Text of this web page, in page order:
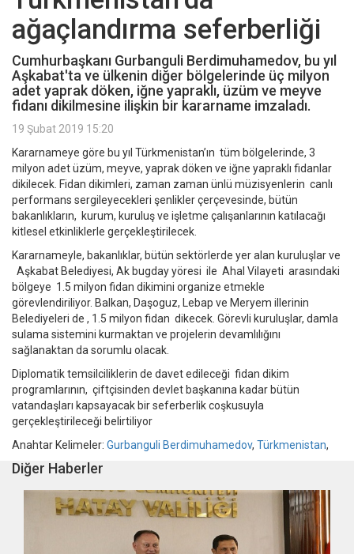
ağaçlandırma seferberliği
Cumhurbaşkanı Gurbanguli Berdimuhamedov, bu yıl
Aşkabat'ta ve ülkenin diğer bölgelerinde üç milyon
adet yaprak döken, iğne yapraklı, üzüm ve meyve
fidanı dikilmesine ilişkin bir kararname imzaladı.
19 Şubat 2019 15:20
Kararnameye göre bu yıl Türkmenistan’ın tüm bölgelerinde, 3
milyon adet üzüm, meyve, yaprak döken ve iğne yapraklı fidanlar
dikilecek. Fidan dikimleri, zaman zaman ünlü müzisyenlerin canlı
performans sergileyecekleri şenlikler çerçevesinde, bütün
bakanlıkların, kurum, kuruluş ve işletme çalışanlarının katılacağı
kitlesel etkinliklerle gerçekleştirilecek.
Kararnameyle, bakanlıklar, bütün sektörlerde yer alan kuruluşlar ve
Aşkabat Belediyesi, Ak bugday yöresi ile Ahal Vilayeti arasındaki
bölgeye 1.5 milyon fidan dikimini organize etmekle
görevlendiriliyor. Balkan, Daşoguz, Lebap ve Meryem illerinin
Belediyeleri de , 1.5 milyon fidan dikecek. Görevli kuruluşlar, damla
sulama sistemini kurmaktan ve projelerin devamlılığını
sağlanaktan da sorumlu olacak.
Diplomatik temsilciliklerin de davet edileceği fidan dikim
programlarının, çiftçisinden devlet başkanına kadar bütün
vatandaşları kapsayacak bir seferberlik coşkusuyla
gerçekleştirileceği belirtiliyor
Anahtar Kelimeler: Gurbanguli Berdimuhamedov, Türkmenistan,
Diğer Haberler